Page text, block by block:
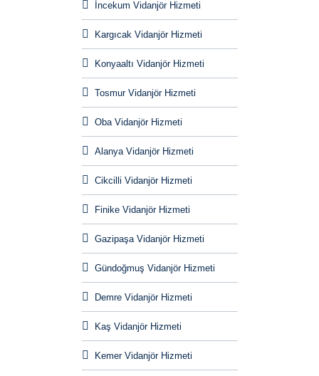
İncekum Vidanjör Hizmeti
Kargıcak Vidanjör Hizmeti
Konyaaltı Vidanjör Hizmeti
Tosmur Vidanjör Hizmeti
Oba Vidanjör Hizmeti
Alanya Vidanjör Hizmeti
Cikcilli Vidanjör Hizmeti
Finike Vidanjör Hizmeti
Gazipaşa Vidanjör Hizmeti
Gündoğmuş Vidanjör Hizmeti
Demre Vidanjör Hizmeti
Kaş Vidanjör Hizmeti
Kemer Vidanjör Hizmeti